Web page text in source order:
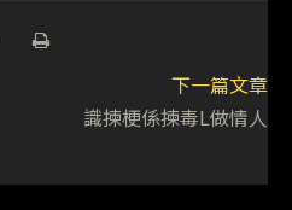
下一篇文章
識揀梗係揀毒L做情人